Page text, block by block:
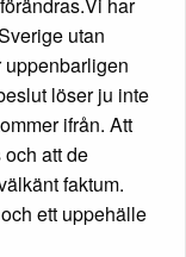
utan
uppenbarligen
löser ju inte
ifrån. Att
att de
faktum.
ett uppehälle